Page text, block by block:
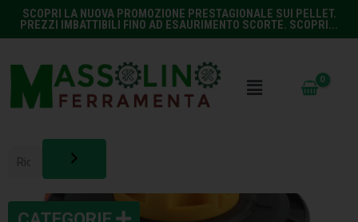
SCOPRI LA NUOVA PROMOZIONE PRESTAGIONALE SUI PELLET.
PREZZI IMBATTIBILI FINO AD ESAURIMENTO SCORTE. SCOPRI...